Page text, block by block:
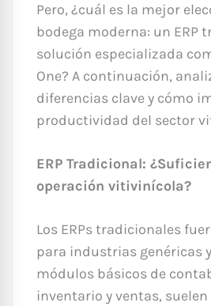
Pero, ¿cuál es la mejor
bodega moderna: un ERP
solución especializada
One? A continuación,
diferencias clave y cómo
productividad del sector
ERP Tradicional:
operación vitivinícola?
Los ERPs tradicionales
para industrias genéricas
módulos básicos de
inventario y ventas,